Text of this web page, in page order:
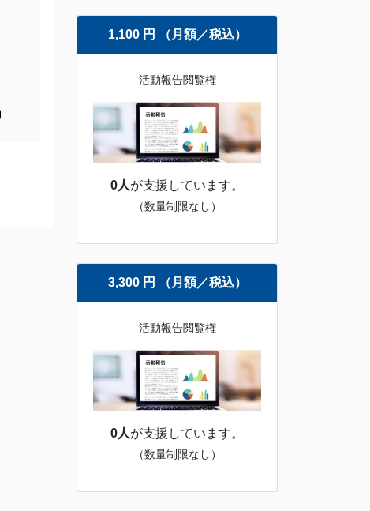
1,100 円 （月額／税込）
活動報告閲覧権
0人が支援しています。
（数量制限なし）
3,300 円 （月額／税込）
活動報告閲覧権
0人が支援しています。
（数量制限なし）